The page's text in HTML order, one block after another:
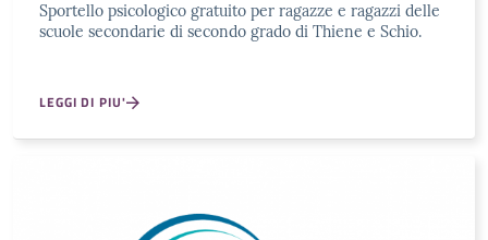
Sportello psicologico gratuito per ragazze e ragazzi delle
scuole secondarie di secondo grado di Thiene e Schio.
LEGGI DI PIU'